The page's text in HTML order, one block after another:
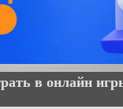
в онлайн